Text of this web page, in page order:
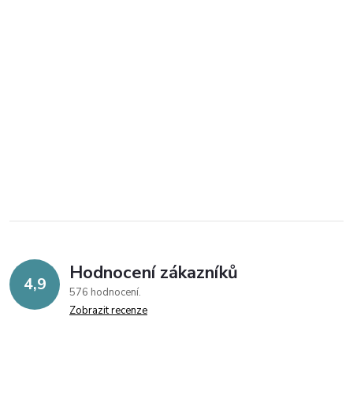
4,9 Hodnocení zákazníků
576 hodnocení
Zobrazit recenze